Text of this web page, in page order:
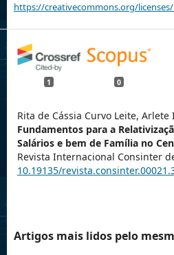
https://creativecommons.org/
1 0
Rita de Cássia Curvo Leite,
Fundamentos para a
Salários e bem de Família no
Revista Internacional Consinter
10.19135/
Artigos mais lidos pelo